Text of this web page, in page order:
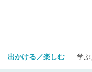
出かける／楽しむ 学